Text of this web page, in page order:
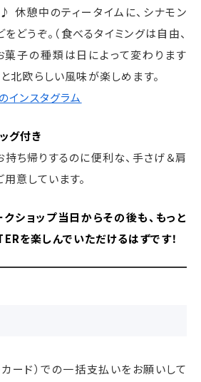
休憩中のティータイムに、シナモン
どうぞ。（食べるタイミングは自由、
菓子の種類は日によって変わります
北欧らしい風味が楽しめます。
インスタグラム
グ付き
ち帰りするのに便利な、手さげ＆肩
意しています。
ショップ当日からその後も、もっと
を楽しんでいただけるはずです！
ード）での一括支払いをお願いして